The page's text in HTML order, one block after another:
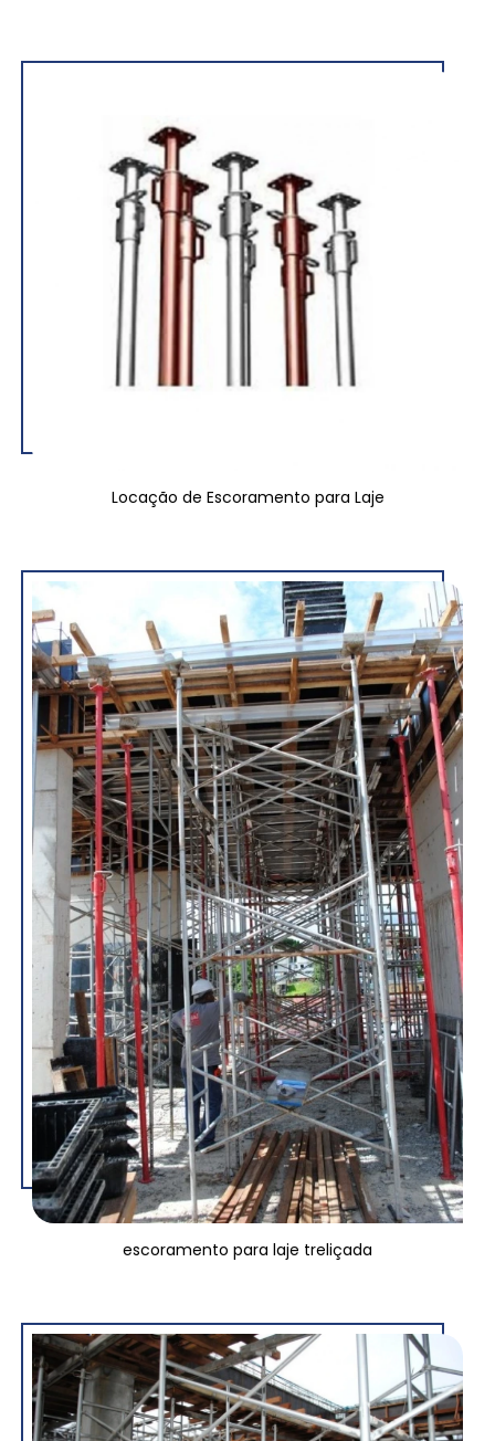
Locação de Escoramento para Laje
escoramento para laje treliçada